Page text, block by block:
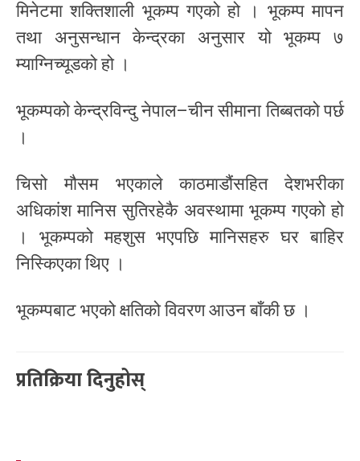
मिनेटमा शक्तिशाली भूकम्प गएको हो । भूकम्प मापन
तथा अनुसन्धान केन्द्रका अनुसार यो भूकम्प ७
म्याग्निच्यूडको हो ।
भूकम्पको केन्द्रविन्दु नेपाल–चीन सीमाना तिब्बतको पर्छ
।
चिसो मौसम भएकाले काठमाडौंसहित देशभरीका
अधिकांश मानिस सुतिरहेकै अवस्थामा भूकम्प गएको हो
। भूकम्पको महशुस भएपछि मानिसहरु घर बाहिर
निस्किएका थिए ।
भूकम्पबाट भएको क्षतिको विवरण आउन बाँकी छ ।
प्रतिक्रिया दिनुहोस्